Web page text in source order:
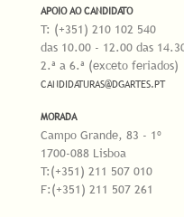
APOIO AO CANDIDATO
T: (+351) 210 102 540
das 10.00 - 12.00 das
2.ª a 6.ª (exceto feriados)
CANDIDATURAS@DGARTES.PT
MORADA
Campo Grande, 83 - 1º
1700-088 Lisboa
T:(+351) 211 507 010
F:(+351) 211 507 261